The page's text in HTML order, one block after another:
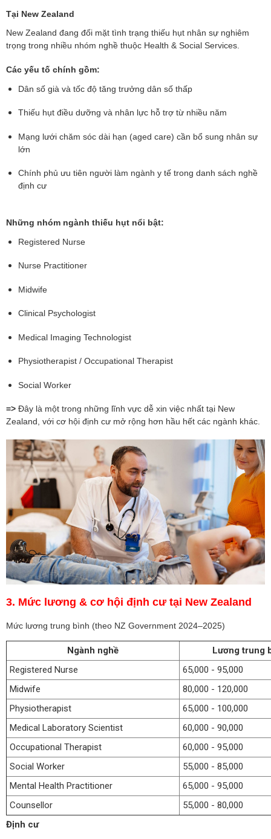
Tại New Zealand
New Zealand đang đối mặt tình trạng thiếu hụt nhân sự nghiêm
trọng trong nhiều nhóm nghề thuộc Health & Social Services.
Các yếu tố chính gồm:
Dân số già và tốc độ tăng trưởng dân số thấp
Thiếu hụt điều dưỡng và nhân lực hỗ trợ từ nhiều năm
Mạng lưới chăm sóc dài hạn (aged care) cần bổ sung nhân sự
lớn
Chính phủ ưu tiên người làm ngành y tế trong danh sách nghề
định cư
Những nhóm ngành thiếu hụt nổi bật:
Registered Nurse
Nurse Practitioner
Midwife
Clinical Psychologist
Medical Imaging Technologist
Physiotherapist / Occupational Therapist
Social Worker
=> Đây là một trong những lĩnh vực dễ xin việc nhất tại New
Zealand, với cơ hội định cư mở rộng hơn hầu hết các ngành khác.
3. Mức lương & cơ hội định cư tại New Zealand
Mức lương trung bình (theo NZ Government 2024–2025)
Ngành nghề
Lương trung
Registered Nurse
65,000 - 95,000
Midwife
80,000 - 120,000
Physiotherapist
65,000 - 100,000
Medical Laboratory Scientist
60,000 - 90,000
Occupational Therapist
60,000 - 95,000
Social Worker
55,000 - 85,000
Mental Health Practitioner
65,000 - 95,000
Counsellor
55,000 - 80,000
Định cư